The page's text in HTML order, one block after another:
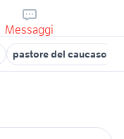
Messaggi
pastore del caucaso